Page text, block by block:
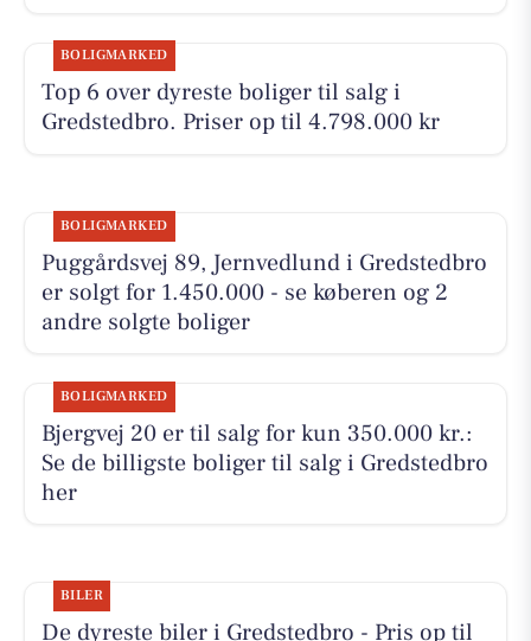
BOLIGMARKED
Top 6 over dyreste boliger til salg i
Gredstedbro. Priser op til 4.798.000 kr
BOLIGMARKED
Puggårdsvej 89, Jernvedlund i Gredstedbro
er solgt for 1.450.000 - se køberen og 2
andre solgte boliger
BOLIGMARKED
Bjergvej 20 er til salg for kun 350.000 kr.:
Se de billigste boliger til salg i Gredstedbro
her
BILER
De dyreste biler i Gredstedbro - Pris op til